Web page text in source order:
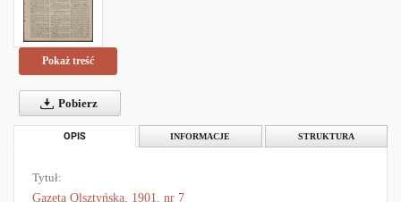
Pokaż treść
Pobierz
OPIS INFORMACJE STRUKTURA
Tytuł:
Gazeta Olsztyńska, 1901, nr 7